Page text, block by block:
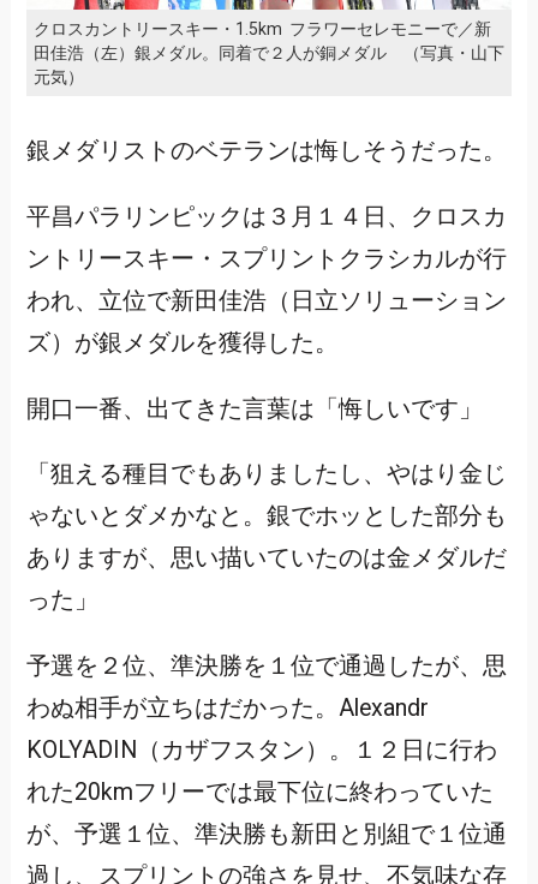
クロスカントリースキー・1.5km フラワーセレモニーで／新
田佳浩（左）銀メダル。同着で２人が銅メダル （写真・山下
元気）
銀メダリストのベテランは悔しそうだった。
平昌パラリンピックは３月１４日、クロスカ
ントリースキー・スプリントクラシカルが行
われ、立位で新田佳浩（日立ソリューション
ズ）が銀メダルを獲得した。
開口一番、出てきた言葉は「悔しいです」
「狙える種目でもありましたし、やはり金じ
ゃないとダメかなと。銀でホッとした部分も
ありますが、思い描いていたのは金メダルだ
った」
予選を２位、準決勝を１位で通過したが、思
わぬ相手が立ちはだかった。Alexandr
KOLYADIN（カザフスタン）。１２日に行わ
れた20kmフリーでは最下位に終わっていた
が、予選１位、準決勝も新田と別組で１位通
過し、スプリントの強さを見せ、不気味な存